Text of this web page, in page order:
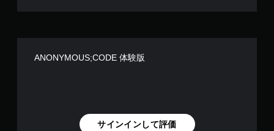
ANONYMOUS;CODE 体験版
サインインして評価